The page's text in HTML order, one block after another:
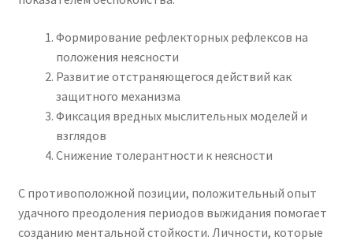
Формирование рефлекторных рефлексов на
положения неясности
Развитие отстраняющегося действий как
защитного механизма
Фиксация вредных мыслительных моделей и
взглядов
Снижение толерантности к неясности
С противоположной позиции, положительный опыт
удачного преодоления периодов выжидания помогает
созданию ментальной стойкости. Личности, которые